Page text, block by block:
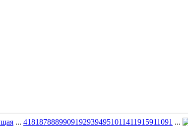
... 4181878889909192939495101141191 5911091 ...